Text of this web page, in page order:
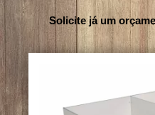
Solicite já um